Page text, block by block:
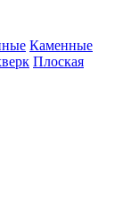
Каменные
Плоская